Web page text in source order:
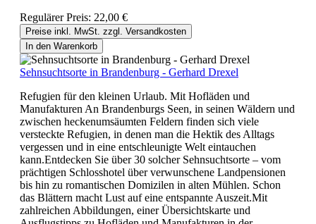
Regulärer Preis: 22,00 €
Preise inkl. MwSt. zzgl. Versandkosten
In den Warenkorb
Sehnsuchtsorte in Brandenburg - Gerhard Drexel
Refugien für den kleinen Urlaub. Mit Hofläden und
Manufakturen An Brandenburgs Seen, in seinen Wäldern und
zwischen heckenumsäumten Feldern finden sich viele
versteckte Refugien, in denen man die Hektik des Alltags
vergessen und in eine entschleunigte Welt eintauchen
kann.Entdecken Sie über 30 solcher Sehnsuchtsorte – vom
prächtigen Schlosshotel über verwunschene Landpensionen
bis hin zu romantischen Domizilen in alten Mühlen. Schon
das Blättern macht Lust auf eine entspannte Auszeit.Mit
zahlreichen Abbildungen, einer Übersichtskarte und